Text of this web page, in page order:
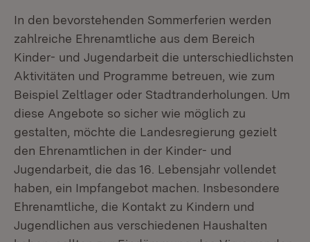
In den bevorstehenden Sommerferien werden
zahlreiche Ehrenamtliche aus dem Bereich
Kinder- und Jugendarbeit die unterschiedlichsten
Aktivitäten und Programme betreuen, wie zum
Beispiel Zeltlager oder Stadtranderholungen. Um
diese Angebote so sicher wie möglich zu
gestalten, möchte die Landesregierung gezielt
den Ehrenamtlichen in der Kinder- und
Jugendarbeit, die das 16. Lebensjahr vollendet
haben, ein Impfangebot machen. Insbesondere
Ehrenamtliche, die Kontakt zu Kindern und
Jugendlichen aus verschiedenen Haushalten